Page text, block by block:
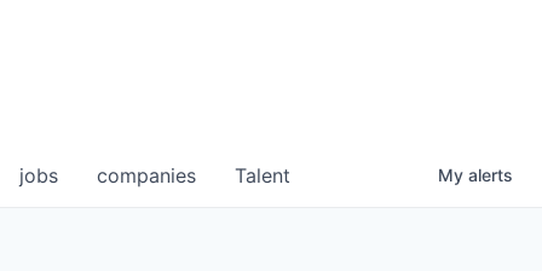
jobs companies Talent My alerts